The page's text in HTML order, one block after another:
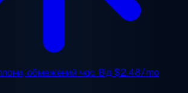
обмежений час. Від$2.48/mo